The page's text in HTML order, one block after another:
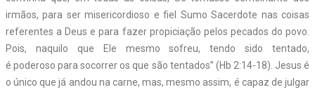
irmãos, para ser misericordioso e fiel Sumo Sacerdote nas coisas
referentes a Deus e para fazerpropiciação pelos pecados do povo.
Pois, naquilo que Ele mesmo sofreu, tendo sido tentado,
é poderosopara socorrer os que são tentados” (Hb 2:14-18). Jesus é
o único que já andou na carne, mas, mesmo assim, é capaz de julgar